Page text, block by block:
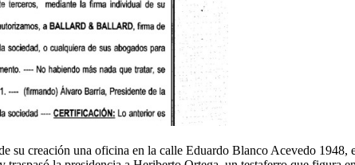
su creación una oficina en la calle Eduardo Blanco Acevedo 1948,